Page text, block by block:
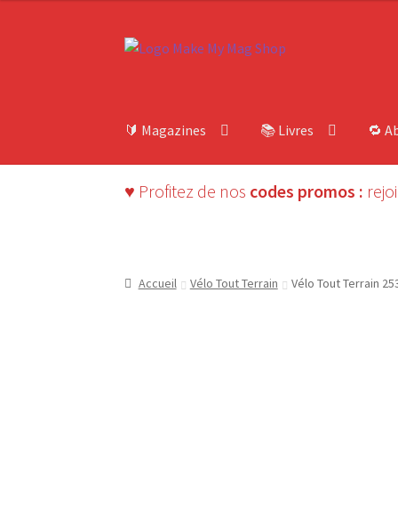
Aller
Aller
🔰 Magazines 📚 Livres 🔁
♥ Profitez de nos codes promos :
Accueil Vélo Tout Terrain Vélo Tout Terrain